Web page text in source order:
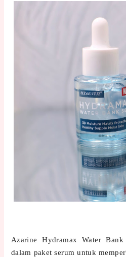
Azarine Hydramax Water
dalam paket serum untuk